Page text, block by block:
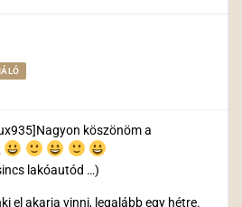
köszönöm a
lakóautód …)
el akarja vinni, legalább egy hétre.